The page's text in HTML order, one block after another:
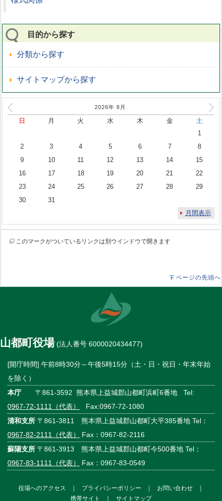
目的から探す
分類から探す
サイトマップから探す
2026年 8 月
日 月 火 水 木 金
土
1
2
3 4 5 6 7
8
9
10 11 12 13 14
15
16
17 18 19 20 21
22
23
24 25 26 27 28
29
30
31
月間表示
このマークがついているリンクは別ウインドウで開きます
ページの先頭へ
山都町役場(法人番号 6000020434477)
[開庁時間] 午前8時30分～午後5時15分（土・日・祝日・年末年始
を除く）
本庁 〒861-3592 熊本県上益城郡山都町浜町6番地 Tel:
0967-72-1111（代表）
Fax:0967-72-1080
清和支所 〒861-3811 熊本県上益城郡山都町大平385番地 Tel：
0967-82-2111（代表）
Fax：0967-82-2116
蘇陽支所 〒861-3913 熊本県上益城郡山都町今500番地 Tel：
0967-83-1111（代表）
Fax：0967-83-0549
役場へのアクセス ｜ プライバシーポリシー ｜ お問い合わせ
｜
携帯サイト
｜ サイトマップ